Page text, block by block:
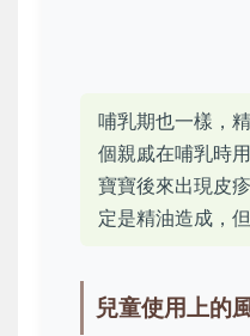
哺乳期也一樣，
個親戚在哺乳時
寶寶後來出現皮
定是精油造成，
兒童使用上的